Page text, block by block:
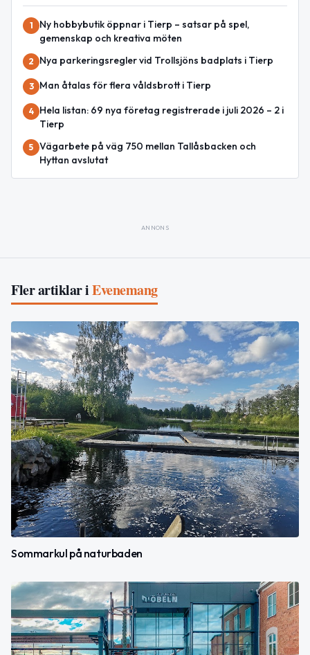
1
Ny hobbybutik öppnar i Tierp – satsar på spel,
gemenskap och kreativa möten
2 Nya parkeringsregler vid Trollsjöns badplats i Tierp
3 Man åtalas för flera våldsbrott i Tierp
4
Hela listan: 69 nya företag registrerade i juli 2026 – 2 i
Tierp
5 Vägarbete på väg 750 mellan Tallåsbacken och
Hyttan avslutat
ANNONS
Fler artiklar iEvenemang
Sommarkul på naturbaden